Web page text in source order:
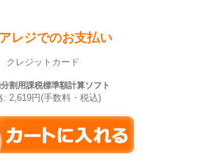
レジでのお支払い
クレジットカード
割用課税標準額計算ソフト
: 2,619円(手数料・税込)